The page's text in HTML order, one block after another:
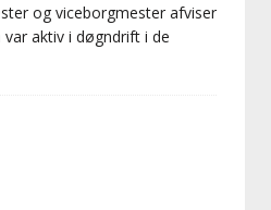
og viceborgmester afviser
aktiv i døgndrift i de